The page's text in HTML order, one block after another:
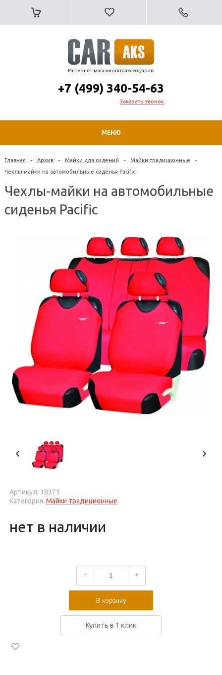
Интернет-магазин автоаксессуаров
+7 (499) 340-54-63
Заказать звонок
МЕНЮ
Главная - Архив - Майки для сидений - Майки традиционные
-
Чехлы-майки на автомобильные сиденья Pacific
Чехлы-майки на автомобильные
сиденья Pacific
Артикул: 18375
Категория: Майки традиционные
нет в наличии
- +
В корзину
Купить в 1 клик